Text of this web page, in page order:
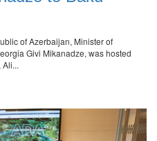
of Azerbaijan, Minister of
Givi Mikanadze, was hosted